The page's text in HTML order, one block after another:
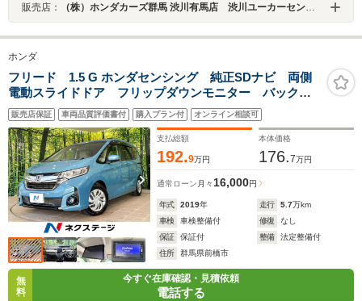
販売店： （株）ホンダカーズ群馬 渋川有馬店 渋川ユーカーセンター
ホンダ
フリード 1.5 G ホンダセンシング 純正SDナビ 両側
電動スライドドア フリップダウンモニター バックカ
メラ 禁煙車 スマートキー ビルトインETC オート
エアコン アイドリングストップ Bluetooth フルセ
グ LEDフォグ
販売店保証 車両品質評価書付 購入プラン付 オンライン相談可
支払総額
192.9万円
本体価格
176.7万円
通常ローン 月々 16,000円
年式 2019年 走行 5.7万km
車検
車検整備付 修復
なし
保証
保証付 整備
法定整備付
住所
群馬県前橋市
無
料
今すぐ在庫確認・見積依頼
電話する